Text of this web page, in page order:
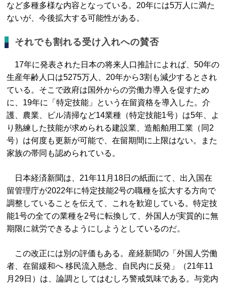
など多種多様な内容となっている。20年には5万人に満た
ないが、今後拡大する可能性がある。
それでも割れる受け入れへの賛否
17年に発表された日本の将来人口推計によれば、50年の
生産年齢人口は5275万人、20年から3割も減少するとされ
ている。そこで政府は国外からの労働力導入を促すため
に、19年に「特定技能」という在留資格を導入した。介
護、農業、ビル清掃など14業種（特定技能1号）は5年、よ
り熟練した技能が求められる建設業、造船舶用工業（同2
号）は何度も更新が可能で、在留期間に上限はない。また
家族の帯同も認められている。
日本経済新聞は、21年11月18日の紙面にて、出入国在
留管理庁が2022年に特定技能2号の職種を拡大する方向で
調整していることを伝えて、これを歓迎している。特定技
能1号の全ての業種を2号に転換して、外国人が実質的に無
期限に就労できるようにしようとしているのだ。
この改正には別の評価もある。産経新聞の「外国人労働
者、在留緩和へ 移民流入懸念、自民内に反発」（21年11
月29日）は、論調としてはむしろ警戒気味である。与党内